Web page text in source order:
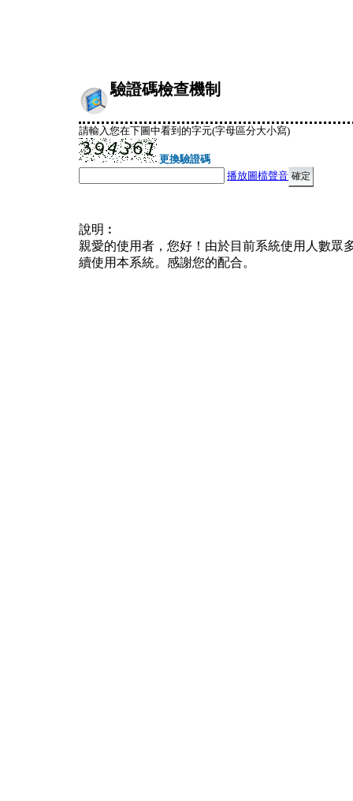
驗證碼檢查機制
請輸入您在下圖中看到的字元(字母區分大小寫)
更換驗證碼
播放圖檔聲音
說明︰
親愛的使用者，您好！由於目前系統使用人數眾
續使用本系統。感謝您的配合。